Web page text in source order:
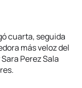
cuarta, seguida
más veloz del
Perez Sala